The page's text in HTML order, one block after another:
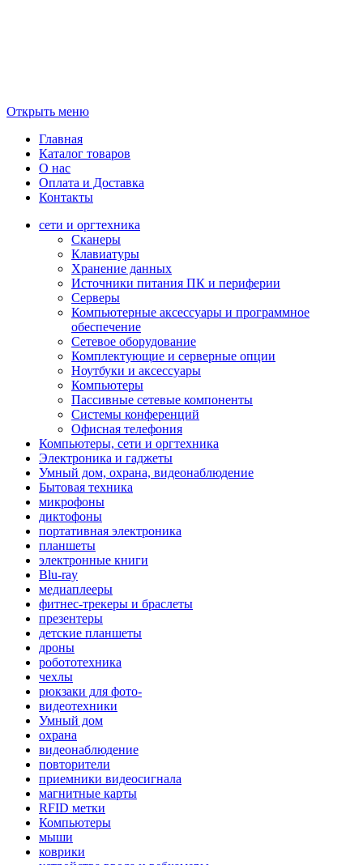
Открыть меню
Главная
Каталог товаров
О нас
Оплата и Доставка
Контакты
сети и оргтехника
Сканеры
Клавиатуры
Хранение данных
Источники питания ПК и периферии
Серверы
Компьютерные аксессуары и программное
обеспечение
Сетевое оборудование
Комплектующие и серверные опции
Ноутбуки и аксессуары
Компьютеры
Пассивные сетевые компоненты
Системы конференций
Офисная телефония
Компьютеры, сети и оргтехника
Электроника и гаджеты
Умный дом, охрана, видеонаблюдение
Бытовая техника
микрофоны
диктофоны
портативная электроника
планшеты
электронные книги
Blu-ray
медиаплееры
фитнес-трекеры и браслеты
презентеры
детские планшеты
дроны
робототехника
чехлы
рюкзаки для фото-
видеотехники
Умный дом
охрана
видеонаблюдение
повторители
приемники видеосигнала
магнитные карты
RFID метки
Компьютеры
мыши
коврики